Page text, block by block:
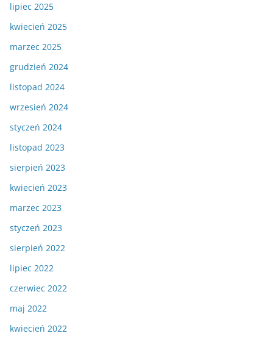
lipiec 2025
kwiecień 2025
marzec 2025
grudzień 2024
listopad 2024
wrzesień 2024
styczeń 2024
listopad 2023
sierpień 2023
kwiecień 2023
marzec 2023
styczeń 2023
sierpień 2022
lipiec 2022
czerwiec 2022
maj 2022
kwiecień 2022